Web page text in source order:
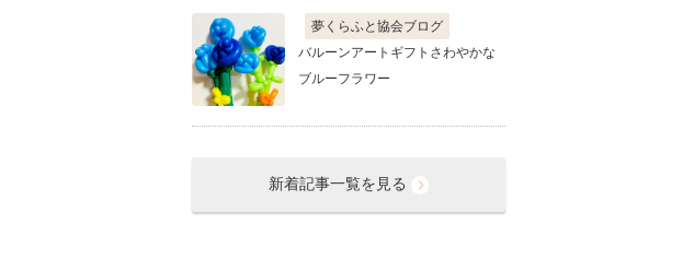
夢くらふと協会ブログ
バルーンアートギフトさわやかな
ブルーフラワー
新着記事一覧を見る